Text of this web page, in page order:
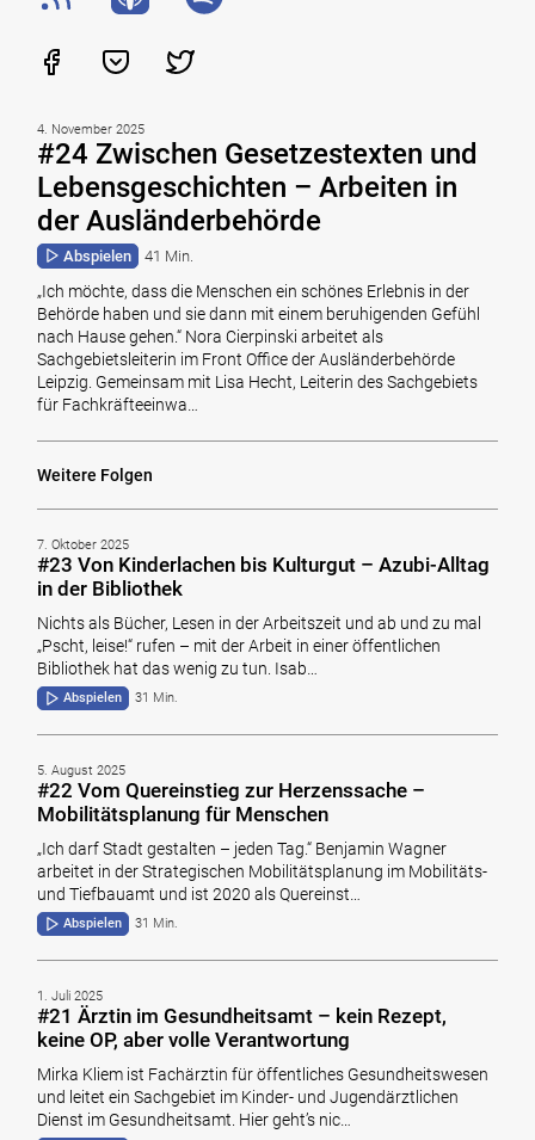
4. November 2025
#24 Zwischen Gesetzestexten und
Lebensgeschichten – Arbeiten in
der Ausländerbehörde
Abspielen 41 Min.
„Ich möchte, dass die Menschen ein schönes Erlebnis in der
Behörde haben und sie dann mit einem beruhigenden Gefühl
nach Hause gehen.“ Nora Cierpinski arbeitet als
Sachgebietsleiterin im Front Office der Ausländerbehörde
Leipzig. Gemeinsam mit Lisa Hecht, Leiterin des Sachgebiets
für Fachkräfteeinwa…
Weitere Folgen
7. Oktober 2025
#23 Von Kinderlachen bis Kulturgut – Azubi-Alltag
in der Bibliothek
Nichts als Bücher, Lesen in der Arbeitszeit und ab und zu mal
„Pscht, leise!“ rufen – mit der Arbeit in einer öffentlichen
Bibliothek hat das wenig zu tun. Isab…
Abspielen 31 Min.
5. August 2025
#22 Vom Quereinstieg zur Herzenssache –
Mobilitätsplanung für Menschen
„Ich darf Stadt gestalten – jeden Tag.“ Benjamin Wagner
arbeitet in der Strategischen Mobilitätsplanung im Mobilitäts-
und Tiefbauamt und ist 2020 als Quereinst…
Abspielen 31 Min.
1. Juli 2025
#21 Ärztin im Gesundheitsamt – kein Rezept,
keine OP, aber volle Verantwortung
Mirka Kliem ist Fachärztin für öffentliches Gesundheitswesen
und leitet ein Sachgebiet im Kinder- und Jugendärztlichen
Dienst im Gesundheitsamt. Hier geht’s nic…